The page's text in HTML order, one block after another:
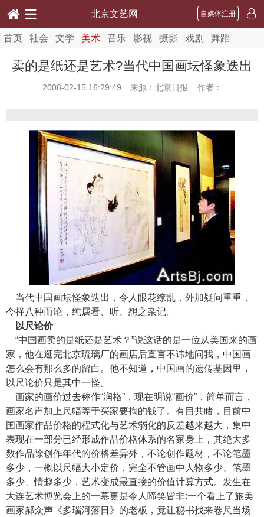
北京文艺网 自媒体注册
首页 社会 文学 美术 音乐 影视 摄影 戏剧 舞蹈
卖的是纸还是艺术?当代中国画坛怪象迭出
2008-02-15 16:29:49 来源：北京日报 作者：
当代中国画坛怪象迭出，令人眼花缭乱，外加疑问重重，
今择八种而论，纯属看、听、想之杂记。
以尺论价
“中国画卖的是纸还是艺术？”说这话的是一位从美国来的画
家，他在逛完北京琉璃厂的画店后直言不讳地问我，中国画
怎么会有那么多的留白。他不知道，中国画的遗传基因里，
以尺论价只是其中一怪。
画家的画价过去称作“润格”，现在明说“画价”，简单而言，
画家名声加上尺幅等于买家要掏的钱了。有目共睹，目前中
国画家作品价格的程式化与艺术弱化的反差越来越大，集中
表现在一部分已经形成作品价格体系的名家身上，其绝大多
数作品除创作年代的价格差异外，不论创作题材，不论笔墨
多少，一概以尺幅大小定价，完全不管画中人物多少、笔墨
多少、情趣多少，艺术变成最直接的价值计算方式。发生在
大连艺术博览会上的一幕更是令人啼笑皆非:一个看上了旅美
画家郝众声《多瑙河落日》的老板，竟让秘书找来卷尺当场